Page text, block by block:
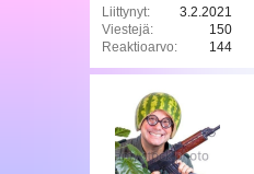
Liittynyt
3.2.2021
Viestejä
150
Reaktioarvo
144